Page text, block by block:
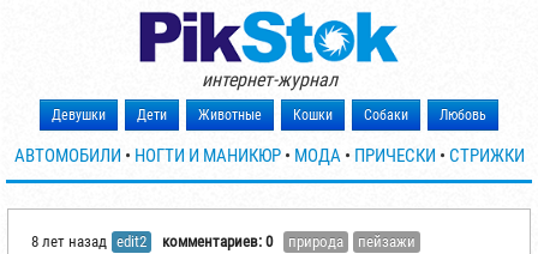
интернет-журнал
Девушки Дети Животные Кошки Собаки Любовь
АВТОМОБИЛИ • НОГТИ И МАНИКЮР• МОДА • ПРИЧЕСКИ • СТРИЖКИ
8 лет назад edit2 комментариев: 0 природа пейзажи